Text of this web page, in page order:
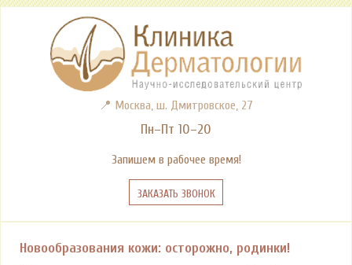
📍 Москва, ш. Дмитровское, 27
Пн–Пт 10–20
Запишем в рабочее время!
Заказать звонок
Новообразования кожи: осторожно, родинки!